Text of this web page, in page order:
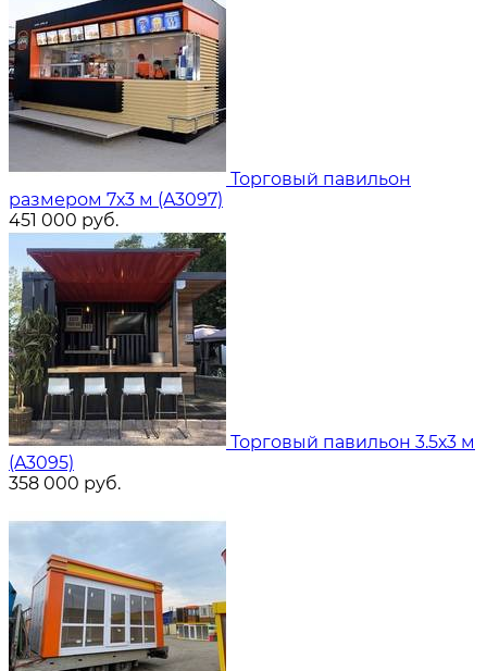
Торговый павильон
размером 7х3 м (A3097)
451 000 руб.
Торговый павильон 3.5х3 м
(A3095)
358 000 руб.